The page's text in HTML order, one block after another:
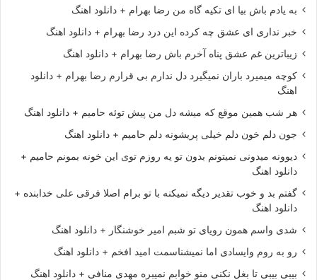
به یادم باش بیا ای تکیه گاه من رضا بهرام + دانلود اهنگ
خبر نداری ای عشق چه کرده این درد رضا بهرام + دانلود اهنگ
زیباترین غم عشق پناه آخرم باش رضا بهرام + دانلود اهنگ
کوچه میمیرد باران نمیگیرد دل ندارم بی قرارم رضا بهرام + دانلود
اهنگ
هر شب همین موقع که میشه دل من پیش توئه حامیم + دانلود اهنگ
جون دلم خون دلم خیلی پریشونه دلم حامیم + دانلود اهنگ
دیوونه میدونی نمیتونم بدون تو یه روزم توی این خونه بمونم حامیم +
دانلود اهنگ
گفتم بد و خوب تقدیر دیگه نمیکنه با تو برام اصلا فرقی علی خدابنده +
دانلود اهنگ
شدی واسم همون رویای تو شبم امیر خوشنگار + دانلود اهنگ
رو به روم وایسادی اما نمیشناسمت امید افخم + دانلود اهنگ
بیبی بیبی تا بغل نکنی منو خوابم نمیبره مهدی منافی + دانلود اهنگ